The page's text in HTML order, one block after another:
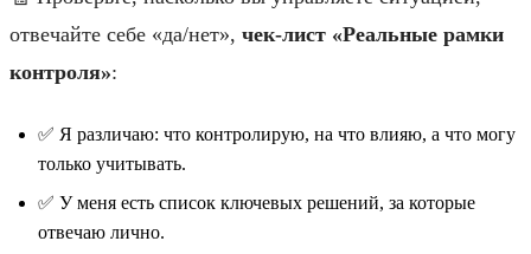
отвечайте себе «да/нет», чек‑лист «Реальные рамки
контроля»:
✅ Я различаю: что контролирую, на что влияю, а что могу
только учитывать.
✅ У меня есть список ключевых решений, за которые
отвечаю лично.